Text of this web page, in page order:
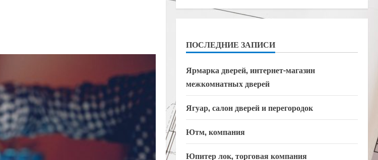
ПОСЛЕДНИЕ ЗАПИСИ
Ярмарка дверей, интернет-магазин
межкомнатных дверей
Ягуар, салон дверей и перегородок
Ютм, компания
Юпитер лок, торговая компания